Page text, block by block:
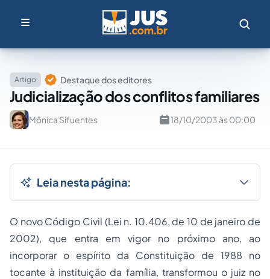
Artigo Destaque dos editores
Judicialização dos conflitos familiares
Mônica Sifuentes 18/10/2003 às 00:00
Leia nesta página:
O novo Código Civil (Lei n. 10.406, de 10 de janeiro de
2002), que entra em vigor no próximo ano, ao
incorporar o espírito da Constituição de 1988 no
tocante à instituição da família, transformou o juiz no